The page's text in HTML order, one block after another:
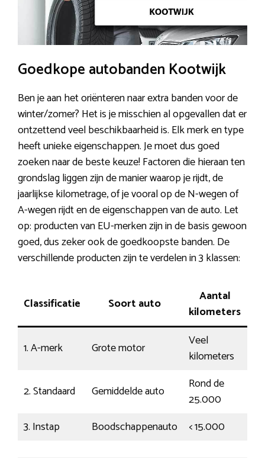
Goedkope autobanden Kootwijk
Ben je aan het oriënteren naar extra banden voor de
winter/zomer? Het is je misschien al opgevallen dat er
ontzettend veel beschikbaarheid is. Elk merk en type
heeft unieke eigenschappen. Je moet dus goed
zoeken naar de beste keuze! Factoren die hieraan ten
grondslag liggen zijn de manier waarop je rijdt, de
jaarlijkse kilometrage, of je vooral op de N-wegen of
A-wegen rijdt en de eigenschappen van de auto. Let
op: producten van EU-merken zijn in de basis gewoon
goed, dus zeker ook de goedkoopste banden. De
verschillende producten zijn te verdelen in 3 klassen:
Classificatie Soort auto
Aantal
kilometers
1. A-merk Grote motor
Veel
kilometers
2. Standaard Gemiddelde auto
Rond de
25.000
3. Instap
Boodschappenauto < 15.000